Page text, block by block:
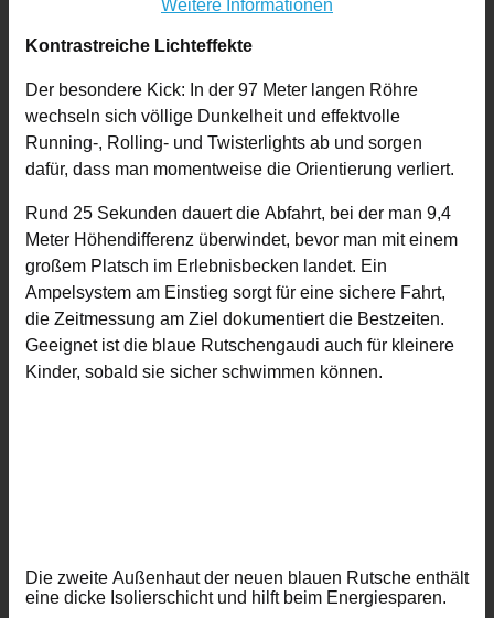
Weitere Informationen
Kontrastreiche Lichteffekte
Der besondere Kick: In der 97 Meter langen Röhre
wechseln sich völlige Dunkelheit und effektvolle
Running-, Rolling- und Twisterlights ab und sorgen
dafür, dass man momentweise die Orientierung verliert.
Rund 25 Sekunden dauert die Abfahrt, bei der man 9,4
Meter Höhendifferenz überwindet, bevor man mit einem
großem Platsch im Erlebnisbecken landet. Ein
Ampelsystem am Einstieg sorgt für eine sichere Fahrt,
die Zeitmessung am Ziel dokumentiert die Bestzeiten.
Geeignet ist die blaue Rutschengaudi auch für kleinere
Kinder, sobald sie sicher schwimmen können.
Die zweite Außenhaut der neuen blauen Rutsche enthält
eine dicke Isolierschicht und hilft beim Energiesparen.